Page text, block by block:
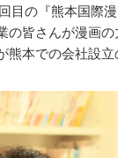
目の『熊本国際
皆さんが漫画
本での会社設立